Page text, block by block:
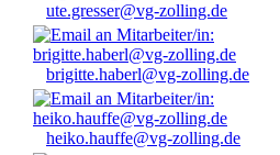
ute.gresser@vg-zolling.de
brigitte.haberl@vg-zolling.de
heiko.hauffe@vg-zolling.de